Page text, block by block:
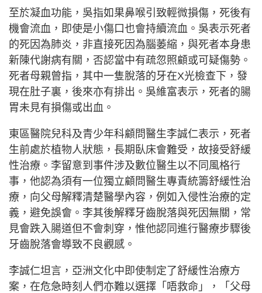
至於凝血功能，吳指如果鼻喉引致輕微損傷，死後有
機會流血，即使是小傷口也會持續流血。吳表示死者
的死因為肺炎，非直接死因為腦萎縮，與死者本身患
新陳代謝病有關，否認當中有疏忽照顧或可疑傷勢。
死者母親曾指，其中一隻脫落的牙在X光檢查下，發
現在肚子裏，後來亦有排出。吳維富表示，死者的腸
胃未見有損傷或出血。
東區醫院兒科及青少年科顧問醫生李誠仁表示，死者
生前處於植物人狀態，長期臥床會難受，故接受舒緩
性治療。李留意到事件涉及數位醫生以不同風格行
事，他認為須有一位獨立顧問醫生專責統籌舒緩性治
療，向父母解釋清楚醫學內容，例如入侵性治療的定
義，避免誤會。李其後解釋牙齒脫落與死因無關，常
見會跌入腸道但不會刺穿，惟他認同進行醫療步驟後
牙齒脫落會導致不良觀感。
李誠仁坦言，亞洲文化中即使制定了舒緩性治療方
案，在危急時刻人們亦難以選擇「唔救命」，「父母